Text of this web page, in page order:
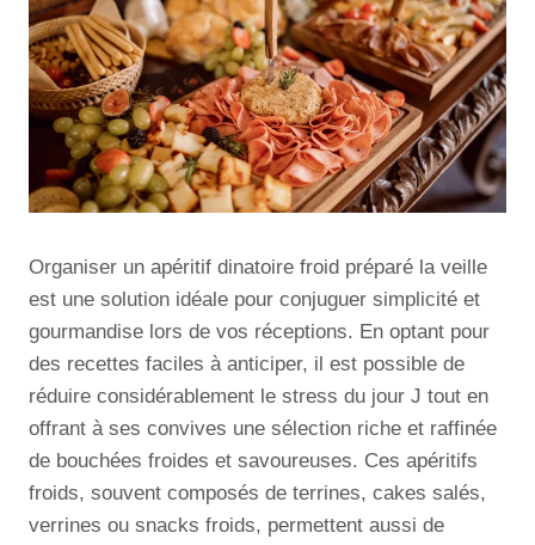
Organiser un apéritif dinatoire froid préparé la veille
est une solution idéale pour conjuguer simplicité et
gourmandise lors de vos réceptions. En optant pour
des recettes faciles à anticiper, il est possible de
réduire considérablement le stress du jour J tout en
offrant à ses convives une sélection riche et raffinée
de bouchées froides et savoureuses. Ces apéritifs
froids, souvent composés de terrines, cakes salés,
verrines ou snacks froids, permettent aussi de